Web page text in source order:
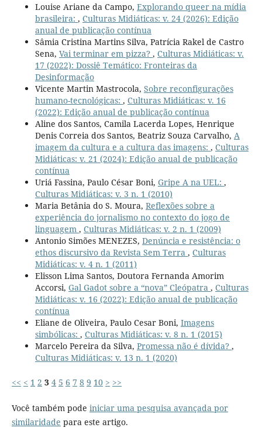
Louise Ariane da Campo, Explorando queer na mídia
brasileira: , Culturas Midiáticas: v. 24 (2026): Edição
anual de publicação contínua
Sâmia Cristina Martins Silva, Patrícia Rakel de Castro
Sena, Vai terminar em pizza? , Culturas Midiáticas: v.
17 (2022): Dossiê Temático: Fronteiras da
Desinformação
Vicente Martin Mastrocola, Sobre reconfigurações
humano-tecnológicas: , Culturas Midiáticas: v. 16
(2022): Edição anual de publicação contínua
Aline dos Santos, Camila Lacerda Lopes, Henrique
Denis Correia dos Santos, Beatriz Souza Carvalho, A
imagem da cultura e a cultura das imagens: , Culturas
Midiáticas: v. 21 (2024): Edição anual de publicação
contínua
Uriá Fassina, Paulo César Boni, Gripe A na UEL: ,
Culturas Midiáticas: v. 3 n. 1 (2010)
Maria Betânia do S. Moura, Reflexões sobre a
experiência do jornalismo no contexto do jogo de
linguagem , Culturas Midiáticas: v. 2 n. 1 (2009)
Antonio Simões MENEZES, Denúncia e resistência: o
ethos discursivo da Revista Sem Terra , Culturas
Midiáticas: v. 4 n. 1 (2011)
Elisson Lima Santos, Doutora Fernanda Amorim
Accorsi, Gal Gadot sobre a “nova” Cleópatra , Culturas
Midiáticas: v. 16 (2022): Edição anual de publicação
contínua
Eliane de Oliveira, Paulo Cesar Boni, Imagens
simbólicas: , Culturas Midiáticas: v. 8 n. 1 (2015)
Marcelo Pereira da Silva, Promessa não é dívida? ,
Culturas Midiáticas: v. 13 n. 1 (2020)
<< < 1 2 3 4 5 6 7 8 9 10 > >>
Você também pode iniciar uma pesquisa avançada por
similaridade para este artigo.